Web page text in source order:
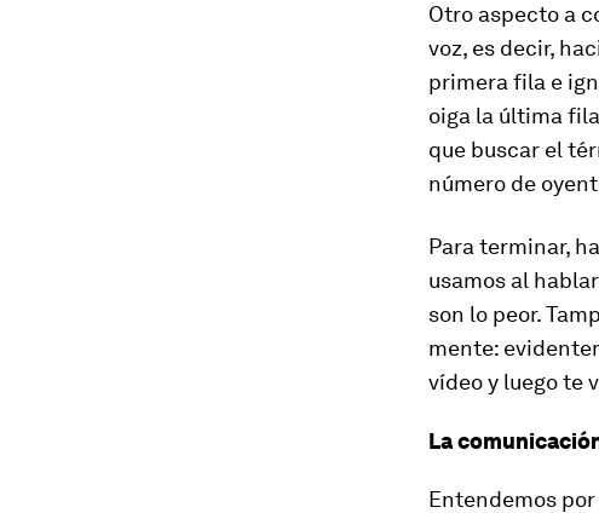
Otro aspecto a
voz, es decir,
primera fila e
oiga la última
que buscar el
número de
Para terminar,
usamos al
son lo peor.
mente:
vídeo y luego te
La
Entendemos